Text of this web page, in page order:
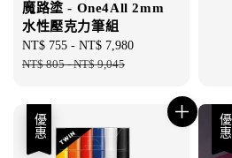
魔路塗 - One4All 2mm
水性壓克力筆組
Sale
price
NT$ 755 - NT$ 7,980
NT$ 805-NT$ 9,045
優惠 優惠